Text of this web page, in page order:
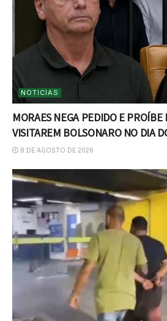
NOTICIAS
MORAES NEGA PEDIDO E PROÍBE
VISITAREM BOLSONARO NO DIA
8 DE AGOSTO DE 2026